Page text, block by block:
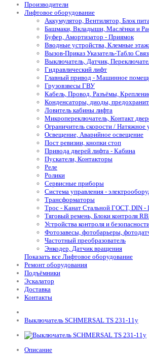
Производители
Лифтовое оборудование
Аккумулятор, Вентилятор, Блок
Башмаки, Вкладыши, Маслёнки и
Буфер, Амортизатор - Приямок
Вводные устройства, Клемные
Вызов-Приказ Указатель-Табло
Выключатель, Датчик,
Гидравлический лифт
Главный привод - Машинное
Грузовзвесы ГВУ
Кабель, Провод, Разъёмы,
Конденсаторы, диоды,
Ловитель кабины лифта
Микропереключатель, Контакт
Ограничитель скорости / Натяжное
Освещение, Аварийное освещение
Пост ревизии, кнопки стоп
Привода дверей лифта - Кабина
Пускатели, Контакторы
Реле
Ролики
Сервисные приборы
Система управления -
Трансформаторы
Трос - Канат Стальной ГОСТ, DIN -
Тяговый ремень, Блоки контроля
Устройства контроля и
Фотозавесы, фотобарьеры,
Частотный преобразователь
Энкодер, Датчик вращения
Показать все Лифтовое оборудование
Ремонт оборудования
Подъёмники
Эскалатор
Доставка
Контакты
Выключатель SCHMERSAL TS 231-11y
Описание